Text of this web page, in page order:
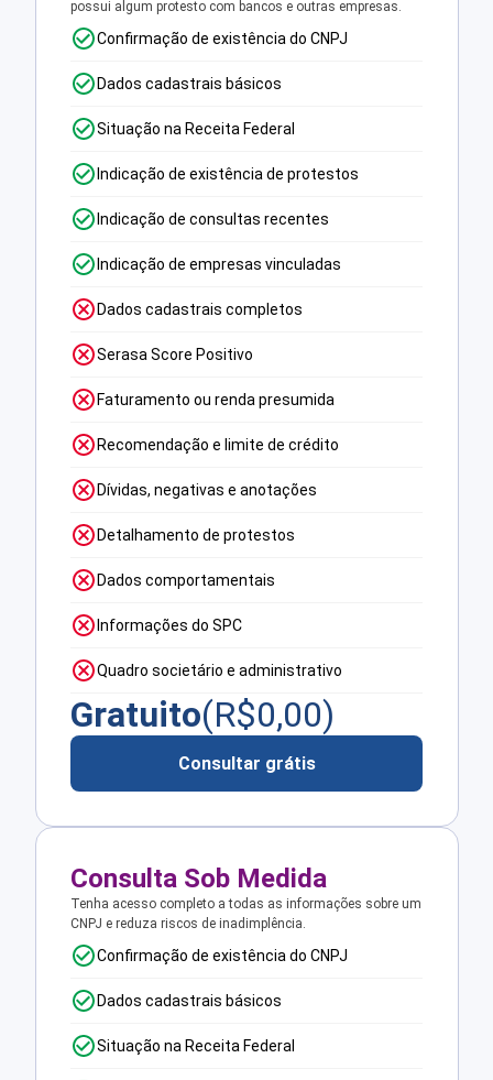
possui algum protesto com bancos e outras empresas.
Confirmação de existência do CNPJ
Dados cadastrais básicos
Situação na Receita Federal
Indicação de existência de protestos
Indicação de consultas recentes
Indicação de empresas vinculadas
Dados cadastrais completos
Serasa Score Positivo
Faturamento ou renda presumida
Recomendação e limite de crédito
Dívidas, negativas e anotações
Detalhamento de protestos
Dados comportamentais
Informações do SPC
Quadro societário e administrativo
Gratuito(R$0,00)
Consultar grátis
Consulta Sob Medida
Tenha acesso completo a todas as informações sobre um
CNPJ e reduza riscos de inadimplência.
Confirmação de existência do CNPJ
Dados cadastrais básicos
Situação na Receita Federal